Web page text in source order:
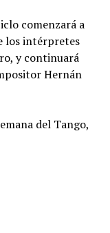
comenzará a
los intérpretes
y continuará
Hernán
del Tango,